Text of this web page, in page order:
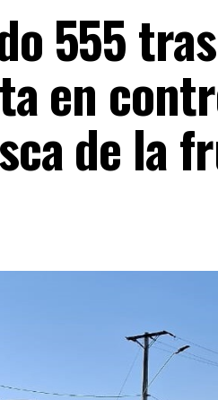
555
en
de la